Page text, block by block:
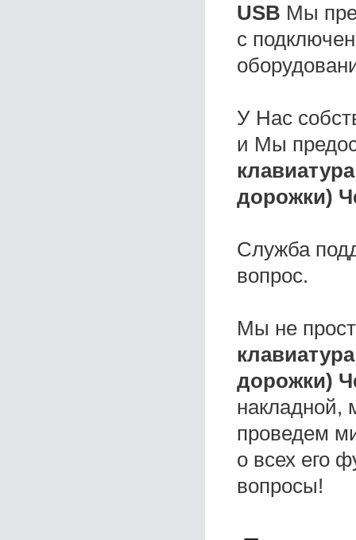
USB Мы
с
У Нас
и Мы
дорожки)
Служба
вопрос.
Мы не
дорожки)
накладной,
проведем
о всех его
вопросы!